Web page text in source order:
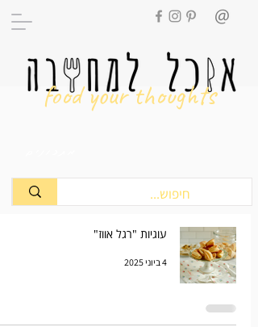
food your thoughts
עוגיות "רגל אווז"
4 ביוני 2025